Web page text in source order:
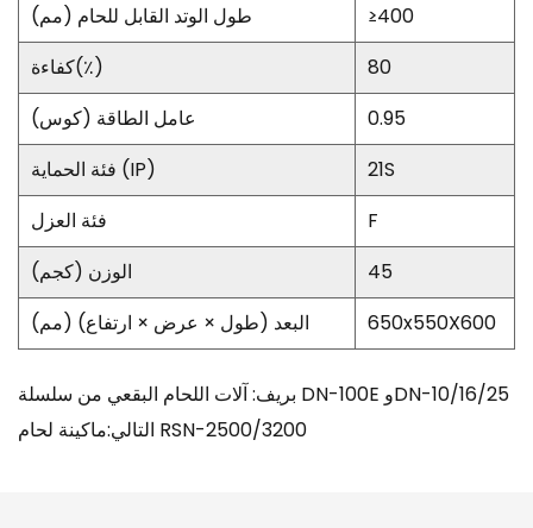
طول الوتد القابل للحام (مم)
≥400
كفاءة(٪)
80
عامل الطاقة (كوس)
0.95
فئة الحماية (IP)
21S
فئة العزل
F
الوزن (كجم)
45
البعد (طول × عرض × ارتفاع) (مم)
650x550X600
بريف: آلات اللحام البقعي من سلسلة DN-100E وDN-10/16/25
التالي:ماكينة لحام RSN-2500/3200